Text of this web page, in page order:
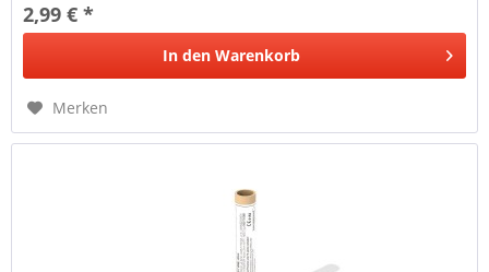
2,99 € *
In den Warenkorb
Merken